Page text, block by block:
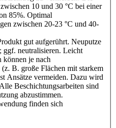
10 und 30 °C bei einer
85%. Optimal
zwischen 20-23 °C und 40-
gut aufgerührt. Neuputze
ggf. neutralisieren. Leicht
je nach
B. große Flächen mit starkem
Ansätze vermeiden. Dazu wird
Beschichtungsarbeiten sind
abzustimmen.
finden sich